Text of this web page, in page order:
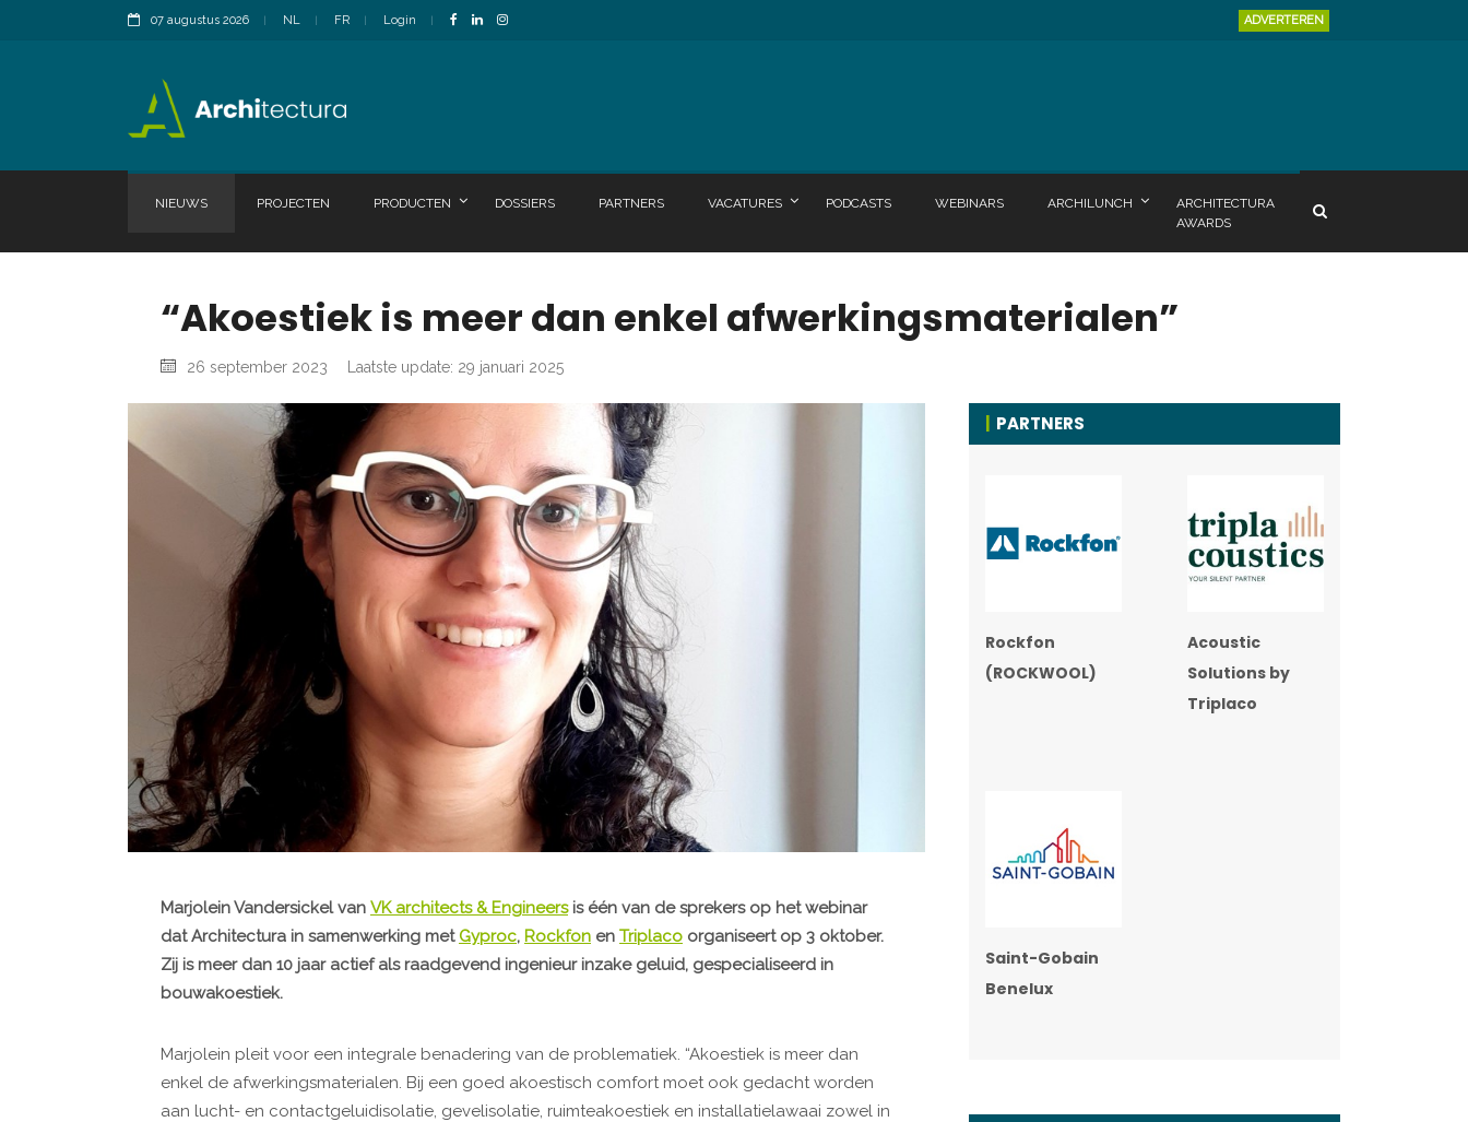
07 augustus 2026 NL FR Login ADVERTEREN
NIEUWS PROJECTEN PRODUCTEN DOSSIERS PARTNERS VACATURES PODCASTS WEBINARS ARCHILUNCH
ARCHITECTURA
AWARDS
“Akoestiek is meer dan enkel afwerkingsmaterialen”
26 september 2023 Laatste update: 29 januari 2025
Marjolein Vandersickel van VK architects & Engineersis één van de sprekers op het webinar
dat Architectura in samenwerking met Gyproc, Rockfon en Triplaco organiseert op 3 oktober.
Zij is meer dan 10 jaar actief als raadgevend ingenieur inzake geluid, gespecialiseerd in
bouwakoestiek.
Marjolein pleit voor een integrale benadering van de problematiek. “Akoestiek is meer dan
enkel de afwerkingsmaterialen. Bij een goed akoestisch comfort moet ook gedacht worden
aan lucht- en contactgeluidisolatie, gevelisolatie, ruimteakoestiek en installatielawaai zowel in
PARTNERS
Rockfon
(ROCKWOOL)
Acoustic
Solutions by
Triplaco
Saint-Gobain
Benelux